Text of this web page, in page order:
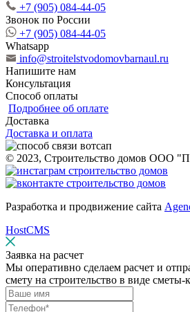
+7 (905) 084-44-05
Звонок по России
+7 (905) 084-44-05
Whatsapp
info@stroitelstvodomovbarnaul.ru
Напишите нам
Консультация
Способ оплаты
Подробнее об оплате
Доставка
Доставка и оплата
© 2023, Строительство домов ООО
Разработка и продвижение сайта
HostCMS
Заявка на расчет
Мы оперативно сделаем расчет и
смету на строительство в виде сметы-